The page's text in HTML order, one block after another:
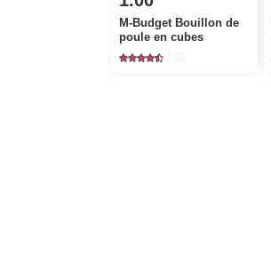
M-Budget Bouillon de
poule en cubes